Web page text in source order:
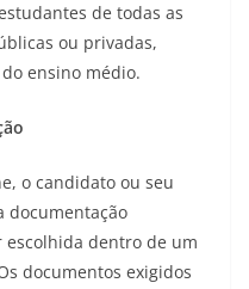
de todas as
ou privadas,
ensino médio.
o candidato ou seu
documentação
escolhida dentro de um
documentos exigidos